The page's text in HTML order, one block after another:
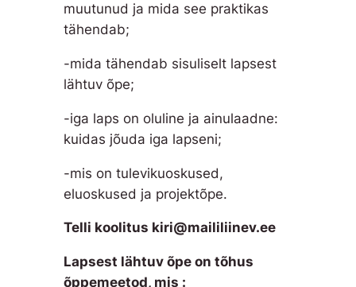
muutunud ja mida see praktikas
tähendab;
-mida tähendab sisuliselt lapsest
lähtuv õpe;
-iga laps on oluline ja ainulaadne:
kuidas jõuda iga lapseni;
-mis on tulevikuoskused,
eluoskused ja projektõpe.
Telli koolitus kiri@maililiinev.ee
Lapsest lähtuv õpe on tõhus
õppemeetod, mis :